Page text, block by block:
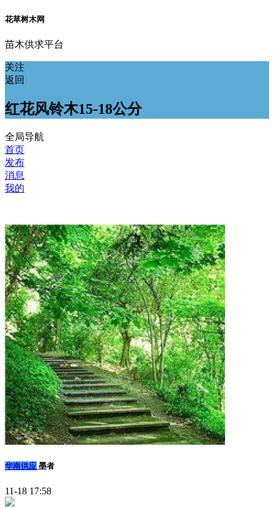
花草树木网
苗木供求平台
关注
返回
红花风铃木15-18公分
全局导航
首页
发布
消息
我的
华南供应 墨者
11-18 17:58